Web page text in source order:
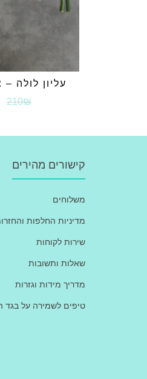
עליון לולה –
210₪
קישורים מהירים
משלוחים
מדיניות החלפות
שירות לקוחות
שאלות ותשובות
מדריך מידות וגזרות
טיפים לשמירה על בגד